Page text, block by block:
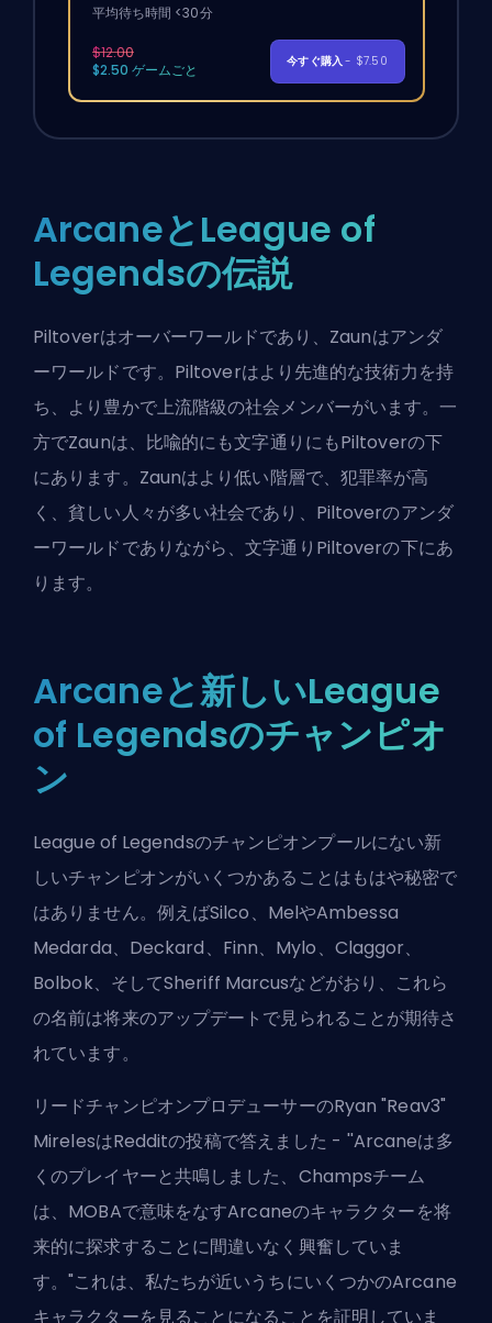
平均待ち時間 <30分
$12.00
$2.50 ゲームごと
今すぐ購入- $7.50
ArcaneとLeague of
Legendsの伝説
Piltoverはオーバーワールドであり、Zaunはアンダ
ーワールドです。Piltoverはより先進的な技術力を持
ち、より豊かで上流階級の社会メンバーがいます。一
方でZaunは、比喩的にも文字通りにもPiltoverの下
にあります。Zaunはより低い階層で、犯罪率が高
く、貧しい人々が多い社会であり、Piltoverのアンダ
ーワールドでありながら、文字通りPiltoverの下にあ
ります。
Arcaneと新しいLeague
of Legendsのチャンピオ
ン
League of Legendsのチャンピオンプールにない新
しいチャンピオンがいくつかあることはもはや秘密で
はありません。例えばSilco、MelやAmbessa
Medarda、Deckard、Finn、Mylo、Claggor、
Bolbok、そしてSheriff Marcusなどがおり、これら
の名前は将来のアップデートで見られることが期待さ
れています。
リードチャンピオンプロデューサーのRyan "Reav3"
MirelesはRedditの投稿で答えました - ''Arcaneは多
くのプレイヤーと共鳴しました、Champsチーム
は、MOBAで意味をなすArcaneのキャラクターを将
来的に探求することに間違いなく興奮していま
す。"これは、私たちが近いうちにいくつかのArcane
キャラクターを見ることになることを証明していま